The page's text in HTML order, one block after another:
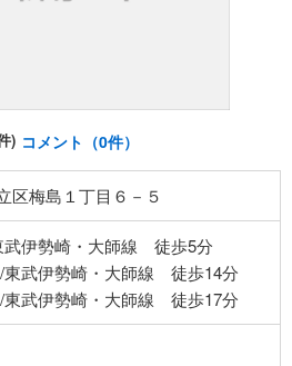
) コメント（0件）
区梅島１丁目６－５
武伊勢崎・大師線 徒歩5分
/東武伊勢崎・大師線 徒歩14分
/東武伊勢崎・大師線 徒歩17分